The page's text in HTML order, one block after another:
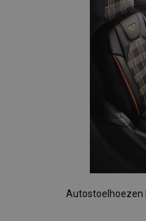
Autostoelhoezen